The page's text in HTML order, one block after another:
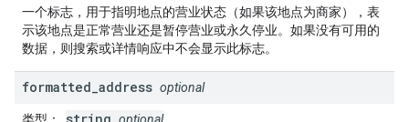
一个标志，用于指明地点的营业状态（如果该地点为商家），表
示该地点是正常营业还是暂停营业或永久停业。如果没有可用的
数据，则搜索或详情响应中不会显示此标志。
formatted address optional